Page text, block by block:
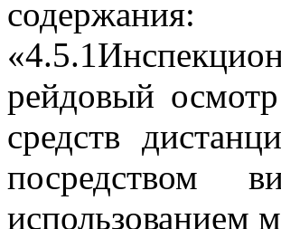
содержания:
рейдовый
средств
посредством
использованием